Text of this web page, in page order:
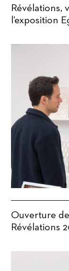
Révélations,
l’exposition
Ouverture
Révélations